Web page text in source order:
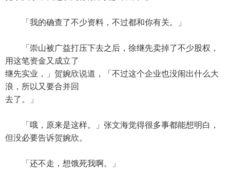
「我的确查了不少资料，不过都和你有关。」
「崇山被广益打压下去之后，徐继先卖掉了不少股权，
用这笔资金又成立了
继先实业，」贺婉欣说道，「不过这个企业也没闹出什么大
浪，所以又要合并回
去了。」
「哦，原来是这样。」张文海觉得很多事都能想明白，
但没必要告诉贺婉欣。
「还不走，想饿死我啊。」